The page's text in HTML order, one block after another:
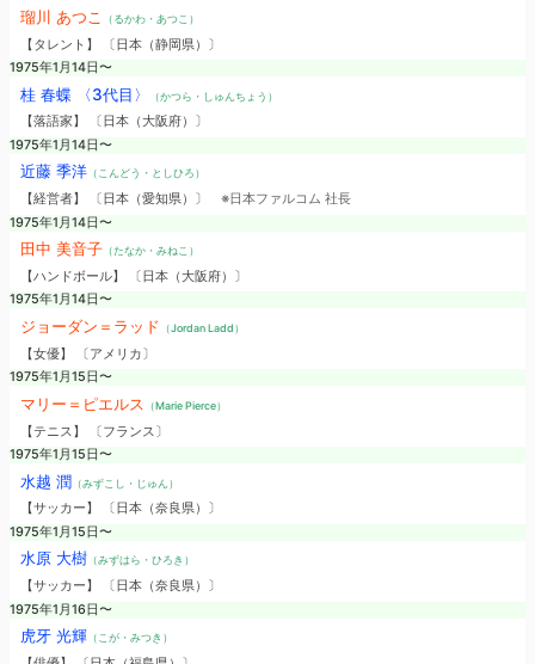
瑠川 あつこ （るかわ・あつこ）
【タレント】 〔日本（静岡県）〕
1975年1月14日〜
桂 春蝶 〈3代目〉 （かつら・しゅんちょう）
【落語家】 〔日本（大阪府）〕
1975年1月14日〜
近藤 季洋（こんどう・としひろ）
【経営者】 〔日本（愛知県）〕 ※日本ファルコム 社長
1975年1月14日〜
田中 美音子（たなか・みねこ）
【ハンドボール】 〔日本（大阪府）〕
1975年1月14日〜
ジョーダン＝ラッド （Jordan Ladd）
【女優】 〔アメリカ〕
1975年1月15日〜
マリー＝ピエルス （Marie Pierce）
【テニス】 〔フランス〕
1975年1月15日〜
水越 潤 （みずこし・じゅん）
【サッカー】 〔日本（奈良県）〕
1975年1月15日〜
水原 大樹（みずはら・ひろき）
【サッカー】 〔日本（奈良県）〕
1975年1月16日〜
虎牙 光輝（こが・みつき）